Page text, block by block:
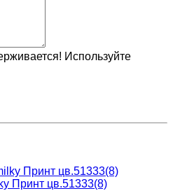
Используйте
Принт цв.51333(8)